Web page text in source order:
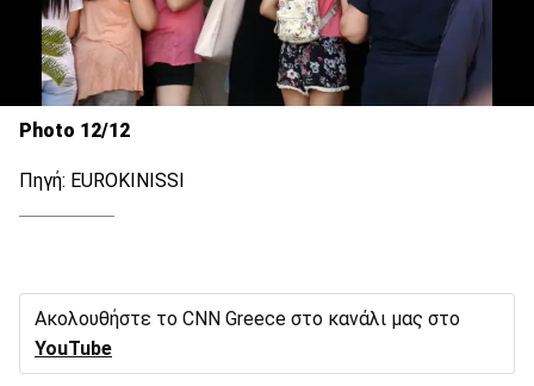
Photo 12/12
Πηγή: EUROKINISSI
Ακολουθήστε το CNN Greece στο κανάλι μας στο
YouTube